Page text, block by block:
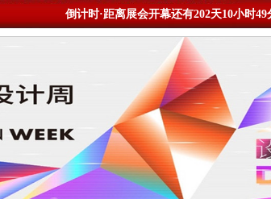
倒计时·距离展会开幕还有202天10小时49
欢迎访问·2027年北京国际家居产业博览会·
倒计时·距离展会开幕还有202天